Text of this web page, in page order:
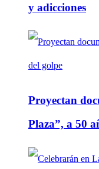
y adicciones
Proyectan
Plaza”, a 50